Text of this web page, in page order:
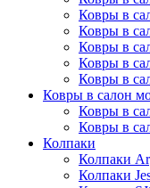
Ковры в
Ковры в
Ковры в
Ковры в
Ковры в
Ковры в салон
Ковры в
Ковры в
Колпаки
Колпаки
Колпаки